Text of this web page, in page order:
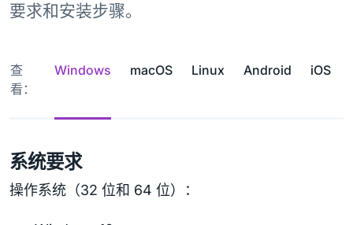
要求和安装步骤。
查
看：
Windows macOS Linux Android iOS
系统要求
操作系统（32 位和 64 位）：